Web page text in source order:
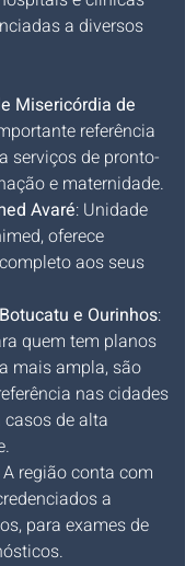
a diversos
Misericórdia de
referência
serviços de pronto-
e maternidade.
Avaré: Unidade
oferece
aos seus
e Ourinhos:
quem tem planos
mais ampla, são
nas cidades
de alta
A região conta com
a
para exames de